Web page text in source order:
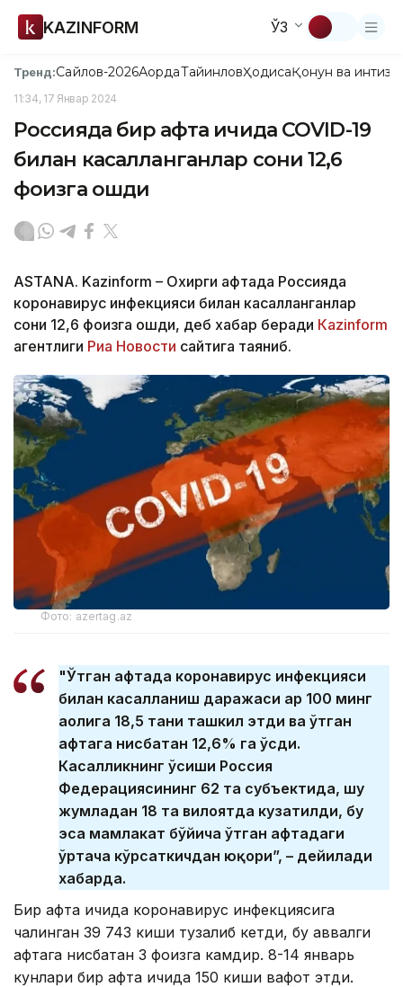
KAZINFORM ЎЗ
Тренд:Сайлов-2026АқордаТайинловҲодисаҚонун ва
11:34, 17 Январ 2024
Россияда бир ҳафта ичида COVID-19
билан касалланганлар сони 12,6
фоизга ошди
ASTANA. Kazinform – Охирги ҳафтада Россияда
коронавирус инфекцияси билан касалланганлар
сони 12,6 фоизга ошди, деб хабар беради Каzinform
агентлиги Риа Новости сайтига таяниб.
Фото: azertag.az
"Ўтган ҳафтада коронавирус инфекцияси
билан касалланиш даражаси ҳар 100 минг
аҳолига 18,5 тани ташкил этди ва ўтган
ҳафтага нисбатан 12,6% га ўсди.
Касалликнинг ўсиши Россия
Федерациясининг 62 та субъектида, шу
жумладан 18 та вилоятда кузатилди, бу
эса мамлакат бўйича ўтган ҳафтадаги
ўртача кўрсаткичдан юқори”, – дейилади
хабарда.
Бир ҳафта ичида коронавирус инфекциясига
чалинган 39 743 киши тузалиб кетди, бу аввалги
ҳафтага нисбатан 3 фоизга камдир. 8-14 январь
кунлари бир ҳафта ичида 150 киши вафот этди.